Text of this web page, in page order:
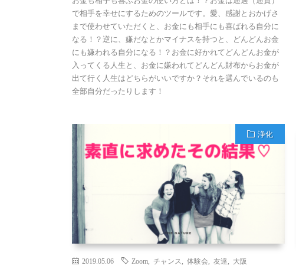
で相手を幸せにするためのツールです。愛、感謝とおかげさ
まで使わせていただくと、お金にも相手にも喜ばれる自分に
なる！？逆に、嫌だなとかマイナスを持つと、どんどんお金
にも嫌われる自分になる！？お金に好かれてどんどんお金が
入ってくる人生と、お金に嫌われてどんどん財布からお金が
出て行く人生はどちらがいいですか？それを選んでいるのも
全部自分だったりします！
浄化
2019.05.06 Zoom チャンス 体験会 友達 大阪